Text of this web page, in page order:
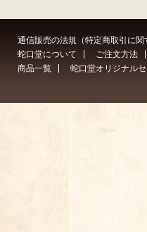
通信販売の法規（特定商取引に
蛇口堂について
ご注文方法
商品一覧
蛇口堂オリジナルセ